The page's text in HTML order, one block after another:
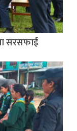
सरसफाई